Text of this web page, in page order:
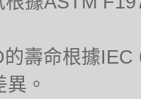
的壽命根據
異。